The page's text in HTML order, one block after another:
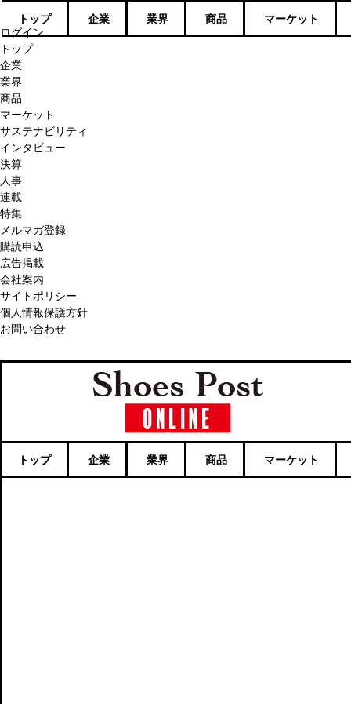
ログイン
トップ
企業
業界
商品
マーケット
サステナビリティ
インタビュー
決算
人事
連載
特集
メルマガ登録
購読申込
広告掲載
会社案内
サイトポリシー
個人情報保護方針
お問い合わせ
トップ 企業 業界 商品 マーケット
トップ 企業 業界 商品 マーケット